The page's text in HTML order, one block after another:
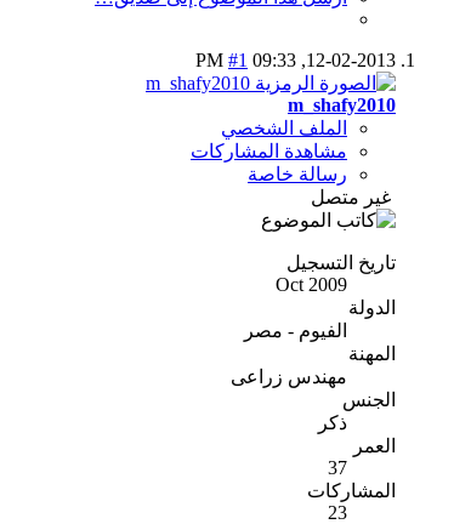
12-02-2013,
09:33 PM
#1
m_shafy2010
الملف الشخصي
مشاهدة المشاركات
رسالة خاصة
غير متصل
تاريخ التسجيل
Oct 2009
الدولة
الفيوم - مصر
المهنة
مهندس زراعى
الجنس
ذكر
العمر
37
المشاركات
23